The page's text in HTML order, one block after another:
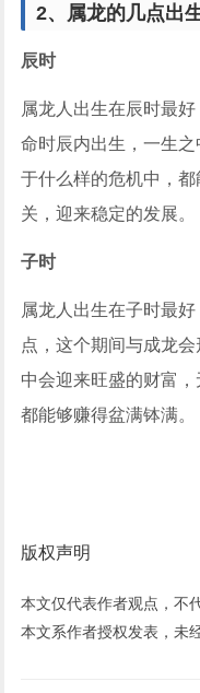
2、属龙的几点出
辰时
属龙人出生在辰时最
命时辰内出生，一生
于什么样的危机中，
关，迎来稳定的发展。
子时
属龙人出生在子时最
点，这个期间与成龙
中会迎来旺盛的财富
都能够赚得盆满钵满。
版权声明
本文仅代表作者观点，不
本文系作者授权发表，未